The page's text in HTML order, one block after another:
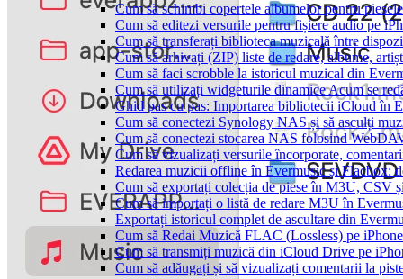
Cum să schimbi copertele albumelor pentru
Cum să editezi versurile pentru fișiere audio pe
Cum să transferați biblioteca muzicală între
Cum să arhivați (ZIP) liste de redare, albume,
Cum să faci scrobble la istoricul muzical din
Cum să utilizați widgeturile dinamice Acum se
Ghid pas cu pas: Importarea bibliotecii iCloud în
Cum să conectezi Synology NAS și să asculți
Cum să conectezi stocarea NAS folosind
Cum să vizualizați versurile încorporate,
Redarea muzicii offline în Evermusic și Flacbox:
Cum să exportați colecția de piese în M3U, CSV
Cum să importați o listă de redare M3U în
Exportați istoricul complet de ascultare din
Cum să Redai Muzică FLAC (Lossless) pe
Cum să transmiți muzică din iCloud Drive pe
Cum să adăugați și să vizualizați comentarii la